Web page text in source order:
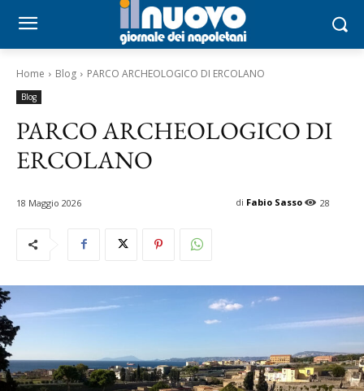
Home Blog PARCO ARCHEOLOGICO DI ERCOLANO
Blog
PARCO ARCHEOLOGICO DI
ERCOLANO
18 Maggio 2026 28
di Fabio Sasso